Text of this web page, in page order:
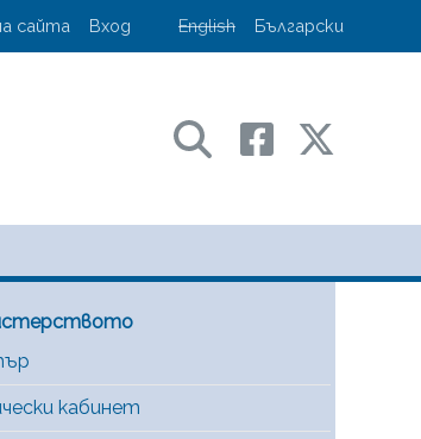
сайта Вход English Български
communications
[BG]
кабинет